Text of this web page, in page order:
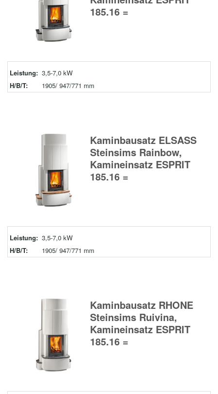
185.16 =
Leistung: 3,5-7,0 kW
H/B/T:
1905/ 947/771 mm
Kaminbausatz ELSASS
Steinsims Rainbow,
Kamineinsatz ESPRIT
185.16 =
Leistung: 3,5-7,0 kW
H/B/T:
1905/ 947/771 mm
Kaminbausatz RHONE
Steinsims Ruivina,
Kamineinsatz ESPRIT
185.16 =